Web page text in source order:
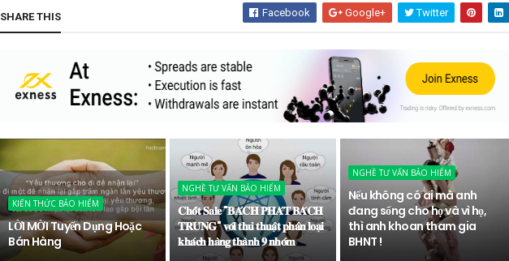
SHARE THIS Facebook Google+ Twitter
KIẾN THỨC BẢO HIỂM
LỜI MỜI Tuyển Dụng Hoặc
Bán Hàng
NGHỀ TƯ VẤN BẢO HIỂM
𝐂𝐡𝐨̂́𝐭 𝐒𝐚𝐥𝐞 "𝐁𝐀́𝐂𝐇 𝐏𝐇𝐀́𝐓 𝐁𝐀́𝐂𝐇
𝐓𝐑𝐔́𝐍𝐆" 𝐯𝐨̛́𝐢 𝐭𝐡𝐮̉ 𝐭𝐡𝐮𝐚̣̂𝐭 𝐩𝐡𝐚̂𝐧 𝐥𝐨𝐚̣𝐢
𝐤𝐡𝐚́𝐜𝐡 𝐡𝐚̀𝐧𝐠 𝐭𝐡𝐚̀𝐧𝐡 𝟗 𝐧𝐡𝐨́𝐦
NGHỀ TƯ VẤN BẢO HIỂM
Nếu không có ai mà anh
đang sống cho họ và vì họ,
thì anh khoan tham gia
BHNT !